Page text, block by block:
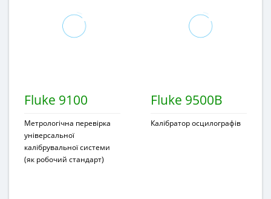
Fluke 9100
Метрологічна перевірка
універсальної
калібрувальної системи
(як робочий стандарт)
Fluke 9500B
Калібратор осцилографів